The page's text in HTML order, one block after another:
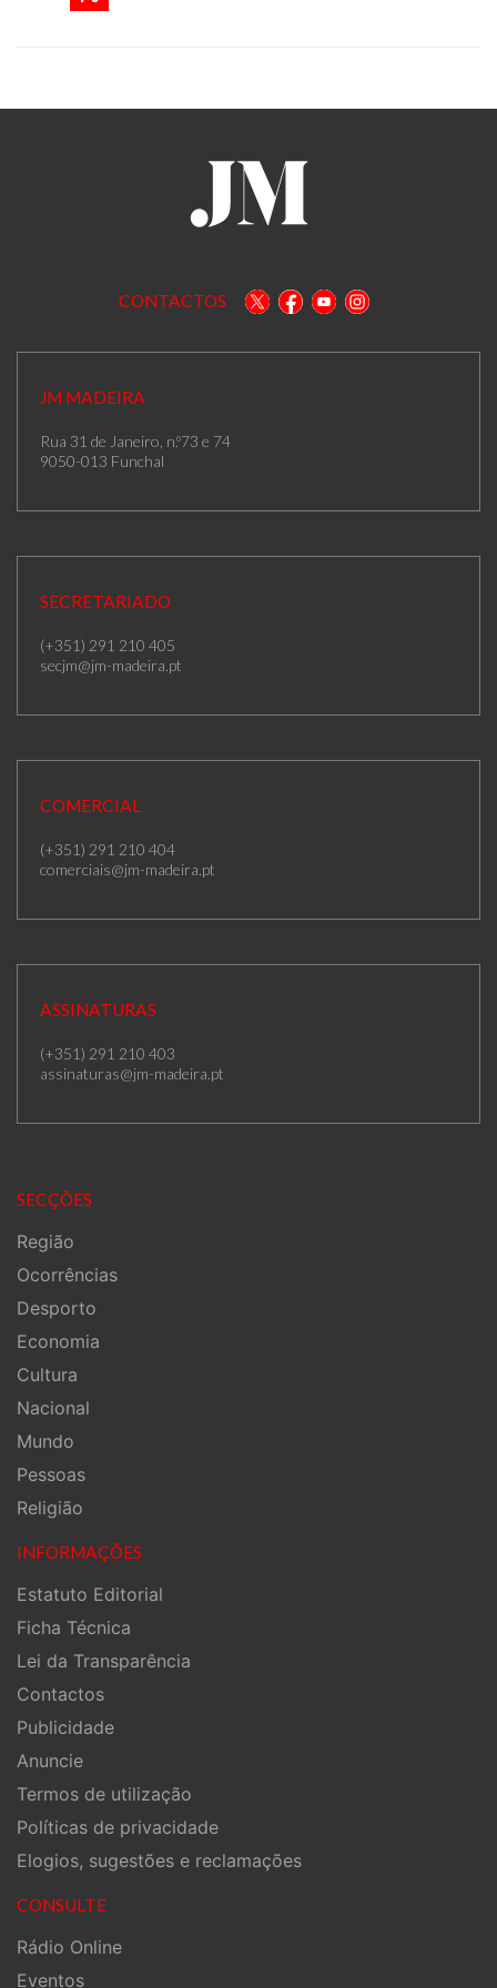
CONTACTOS
JM MADEIRA
Rua 31 de Janeiro, n.º73 e 74
9050-013 Funchal
SECRETARIADO
(+351) 291 210 405
secjm@jm-madeira.pt
COMERCIAL
(+351) 291 210 404
comerciais@jm-madeira.pt
ASSINATURAS
(+351) 291 210 403
assinaturas@jm-madeira.pt
SECÇÕES
Região
Ocorrências
Desporto
Economia
Cultura
Nacional
Mundo
Pessoas
Religião
INFORMAÇÕES
Estatuto Editorial
Ficha Técnica
Lei da Transparência
Contactos
Publicidade
Anuncie
Termos de utilização
Políticas de privacidade
Elogios, sugestões e reclamações
CONSULTE
Rádio Online
Eventos